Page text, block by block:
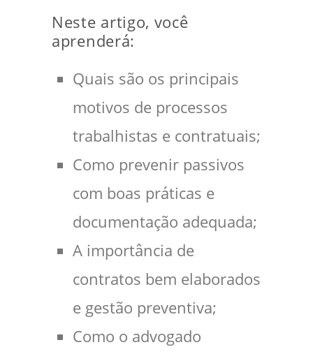
Neste artigo, você
aprenderá:
Quais são os principais
motivos de processos
trabalhistas e contratuais;
Como prevenir passivos
com boas práticas e
documentação adequada;
A importância de
contratos bem elaborados
e gestão preventiva;
Como o advogado